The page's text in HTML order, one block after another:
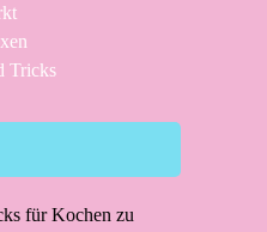
Tricks
für Kochen zu